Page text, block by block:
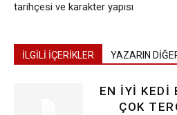
tarihçesi ve karakter yapısı
İLGİLİ İÇERİKLER YAZARIN
EN İYI KEDI
ÇOK